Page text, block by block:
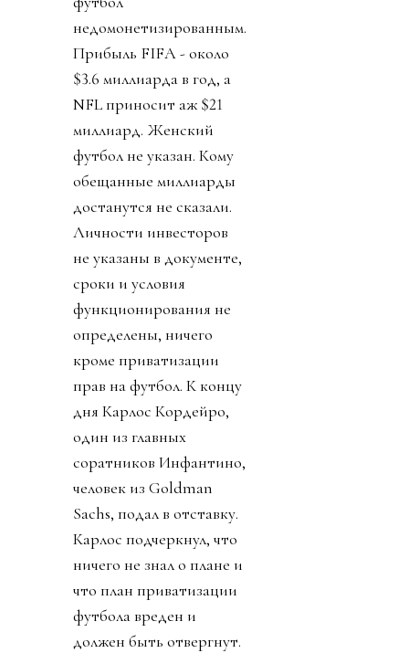
недомонетизированным.
Прибыль FIFA - около
$3.6 миллиарда в год, а
NFL приносит аж $21
миллиард. Женский
футбол не указан. Кому
обещанные миллиарды
достанутся не сказали.
Личности инвесторов
не указаны в документе,
сроки и условия
функционирования не
определены, ничего
кроме приватизации
прав на футбол. К концу
дня Карлос Кордейро,
один из главных
соратников Инфантино,
человек из Goldman
Sachs, подал в отставку.
Карлос подчеркнул, что
ничего не знал о плане и
что план приватизации
футбола вреден и
должен быть отвергнут.